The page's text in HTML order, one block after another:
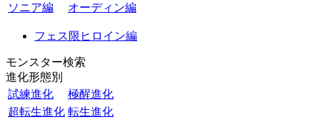
ソニア編
オーディン編
フェス限ヒロイン編
モンスター検索
進化形態別
試練進化
極醒進化
超転生進化 転生進化